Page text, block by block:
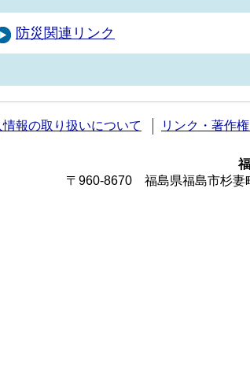
防災関連リンク
情報の取り扱いについて リンク・著作
〒960-8670 福島県福島市杉妻